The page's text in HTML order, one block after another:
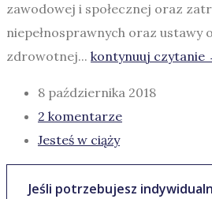
zawodowej i społecznej oraz
niepełnosprawnych oraz ustawy
zdrowotnej... kontynuuj czytanie
8 października 2018
2 komentarze
Jesteś w ciąży
Jeśli potrzebujesz